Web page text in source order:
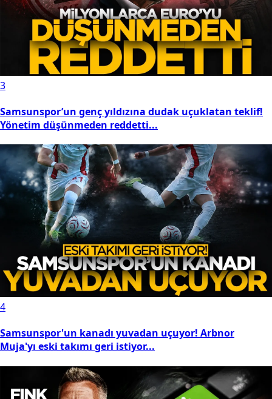
3
Samsunspor’un genç yıldızına dudak uçuklatan teklif!
Yönetim düşünmeden reddetti...
4
Samsunspor'un kanadı yuvadan uçuyor! Arbnor
Muja'yı eski takımı geri istiyor...